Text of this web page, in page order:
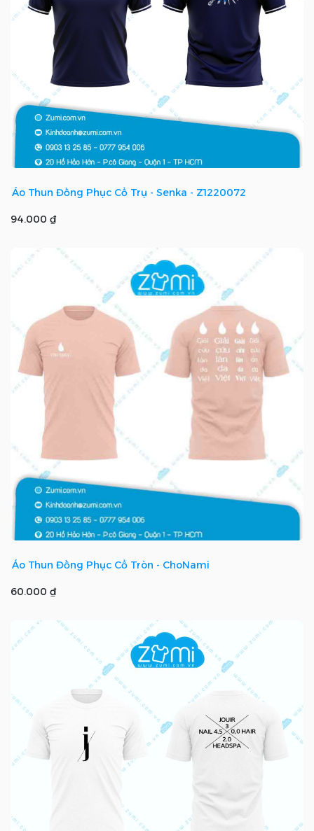
Áo Thun Đồng Phục Cổ Trụ - Senka - Z1220072
94.000 ₫
Áo Thun Đồng Phục Cổ Tròn - ChoNami
60.000 ₫